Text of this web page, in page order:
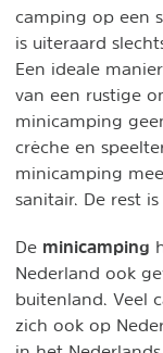
camping op een
is uiteraard
Een ideale
van een rustige
minicamping
crèche en
minicamping
sanitair. De rest
De minicamping
Nederland ook
buitenland. Veel
zich ook op